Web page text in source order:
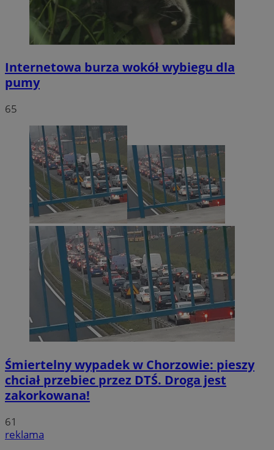
Internetowa burza wokół wybiegu dla
pumy
65
Śmiertelny wypadek w Chorzowie: pieszy
chciał przebiec przez DTŚ. Droga jest
zakorkowana!
61
reklama